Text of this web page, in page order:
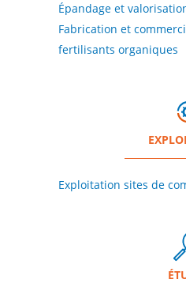
Épandage et
Fabrication et
fertilisants organiques
Exploitation sites de